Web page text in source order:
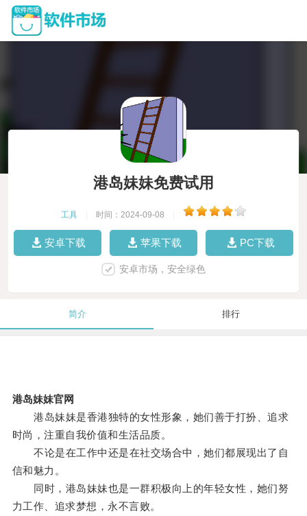
港岛妹妹免费试用
工具 时间：2024-09-08
安卓下载 苹果下载 PC下载
安卓市场，安全绿色
简介 排行
港岛妹妹官网
港岛妹妹是香港独特的女性形象，她们善于打扮、追求
时尚，注重自我价值和生活品质。
不论是在工作中还是在社交场合中，她们都展现出了自
信和魅力。
同时，港岛妹妹也是一群积极向上的年轻女性，她们努
力工作、追求梦想，永不言败。